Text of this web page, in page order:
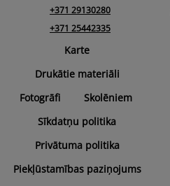
+371 29130280
+371 25442335
Karte
Drukātie materiāli
Fotogrāfi
Skolēniem
Sīkdatņu politika
Privātuma politika
Piekļūstamības paziņojums